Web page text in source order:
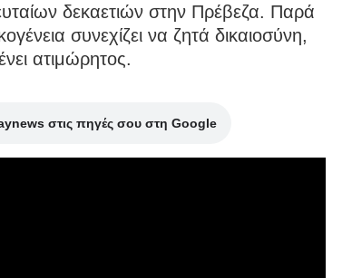
δεκαετιών στην Πρέβεζα. Παρά
συνεχίζει να ζητά δικαιοσύνη,
ατιμώρητος.
στις πηγές σου στη Google